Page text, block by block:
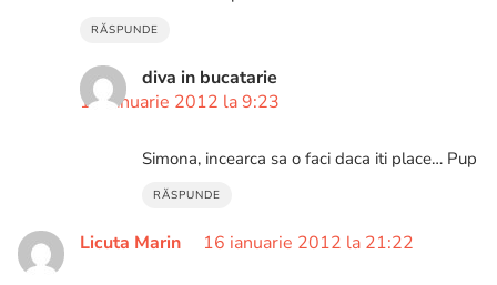
RĂSPUNDE
diva in bucatarie
17 ianuarie 2012 la 9:23
Simona, incearca sa o faci daca iti place… Pup
RĂSPUNDE
Licuta Marin 16 ianuarie 2012 la 21:22